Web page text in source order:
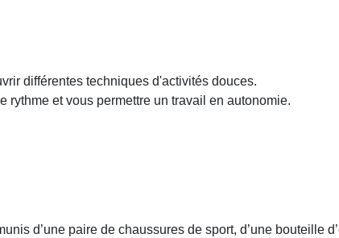
différentes techniques d'activités douces.
rythme et vous permettre un travail en autonomie.
d’une paire de chaussures de sport, d’une bouteille